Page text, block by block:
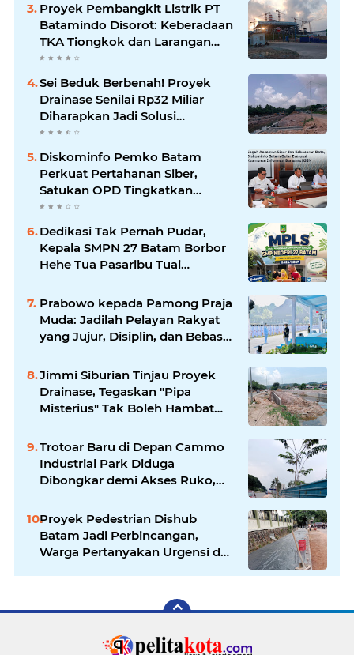
Proyek Pembangkit Listrik PT
Batamindo Disorot: Keberadaan
TKA Tiongkok dan Larangan
Liputan Wartawan Jadi
Perhatian
Sei Beduk Berbenah! Proyek
Drainase Senilai Rp32 Miliar
Diharapkan Jadi Solusi
Permanen Atasi Banjir
Diskominfo Pemko Batam
Perkuat Pertahanan Siber,
Satukan OPD Tingkatkan
Keamanan Informasi
Pemerintah
Dedikasi Tak Pernah Pudar,
Kepala SMPN 27 Batam Borbor
Hehe Tua Pasaribu Tuai
Prabowo kepada Pamong Praja
Muda: Jadilah Pelayan Rakyat
yang Jujur, Disiplin, dan Bebas
Jimmi Siburian Tinjau Proyek
Drainase, Tegaskan "Pipa
Misterius" Tak Boleh Hambat
Trotoar Baru di Depan Cammo
Industrial Park Diduga
Dibongkar demi Akses Ruko,
Proyek Pedestrian Dishub
Batam Jadi Perbincangan,
Warga Pertanyakan Urgensi dan